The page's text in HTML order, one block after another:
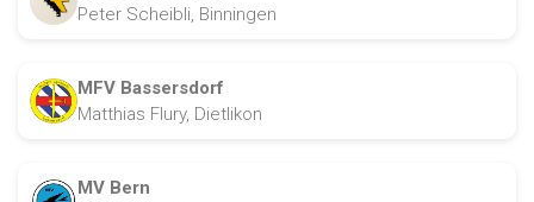
Peter Scheibli, Binningen
MFV Bassersdorf
Matthias Flury, Dietlikon
MV Bern